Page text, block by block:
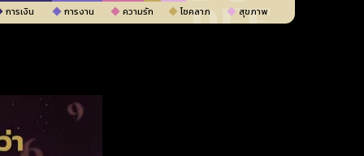
การเงิน การงาน ความรัก โชคลาภ สุขภาพ